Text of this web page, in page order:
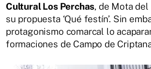
Cultural Los Perchas, de Mota del
su propuesta ‘Qué festín’. Sin
protagonismo comarcal lo
formaciones de Campo de